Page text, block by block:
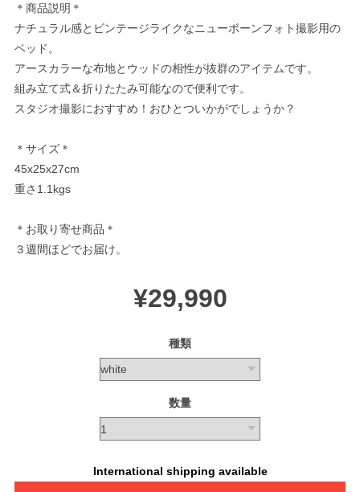
＊商品説明＊
ナチュラル感とビンテージライクなニューボーンフォト撮影用の
ベッド。
アースカラーな布地とウッドの相性が抜群のアイテムです。
組み立て式＆折りたたみ可能なので便利です。
スタジオ撮影におすすめ！おひとついかがでしょうか？
＊サイズ＊
45x25x27cm
重さ1.1kgs
＊お取り寄せ商品＊
３週間ほどでお届け。
¥29,990
種類
数量
International shipping available